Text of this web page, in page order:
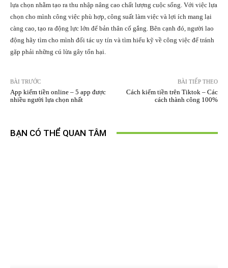
lựa chọn nhằm tạo ra thu nhập nâng cao chất lượng cuộc sống. Với việc lựa
chọn cho mình công việc phù hợp, công suất làm việc và lợi ích mang lại
càng cao, tạo ra động lực lớn để bản thân cố gắng. Bên cạnh đó, người lao
động hãy tìm cho mình đối tác uy tín và tìm hiểu kỹ về công việc để tránh
gặp phải những cú lừa gây tổn hại.
BÀI TRƯỚC
App kiếm tiền online – 5 app được
nhiều người lựa chọn nhất
BÀI TIẾP THEO
Cách kiếm tiền trên Tiktok – Các
cách thành công 100%
BẠN CÓ THỂ QUAN TÂM